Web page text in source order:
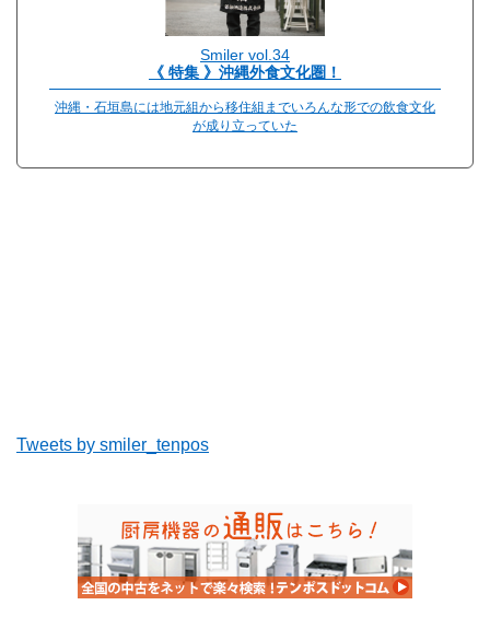
Smiler vol.34
《 特集 》沖縄外食文化圏！
沖縄・石垣島には地元組から移住組までいろんな形での飲食文化
が成り立っていた
Tweets by smiler_tenpos